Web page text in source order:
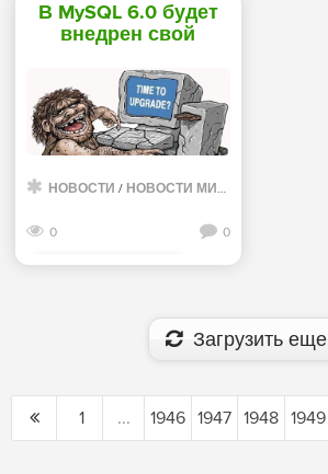
В MySQL 6.0 будет
внедрен свой
Falcon - «Интернет»
НОВОСТИ / НОВОСТИ МИРА ИНТЕРНЕТ
0 0
Загрузить еще
1 ... 1946 1947 1948 1949